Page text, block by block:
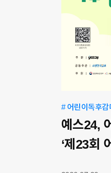
# 어린이독후감
예스24,
‘제23회